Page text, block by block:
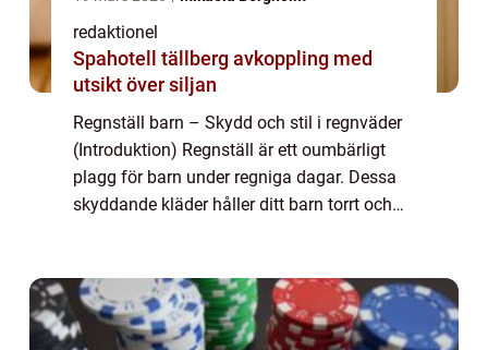
redaktionel
Spahotell tällberg avkoppling med
utsikt över siljan
Regnställ barn – Skydd och stil i regnväder
(Introduktion) Regnställ är ett oumbärligt
plagg för barn under regniga dagar. Dessa
skyddande kläder håller ditt barn torrt och